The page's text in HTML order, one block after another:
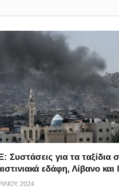
Συστάσεις για τα ταξίδια
εδάφη, Λίβανο και
2024